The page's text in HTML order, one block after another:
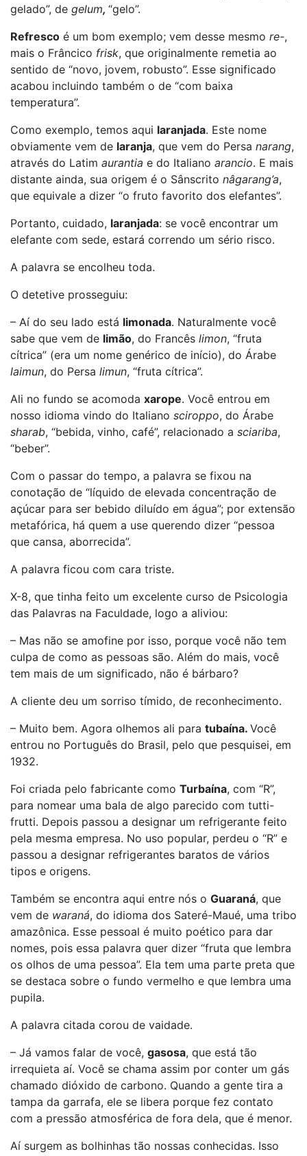
gelado”, de gelum, “gelo”.
Refresco é um bom exemplo; vem desse mesmo re-,
mais o Frâncico frisk, que originalmente remetia ao
sentido de “novo, jovem, robusto”. Esse significado
acabou incluindo também o de “com baixa
temperatura”.
Como exemplo, temos aqui laranjada. Este nome
obviamente vem de laranja, que vem do Persa narang,
através do Latim aurantia e do Italiano arancio. E mais
distante ainda, sua origem é o Sânscrito nâgarang’a,
que equivale a dizer “o fruto favorito dos elefantes”.
Portanto, cuidado, laranjada: se você encontrar um
elefante com sede, estará correndo um sério risco.
A palavra se encolheu toda.
O detetive prosseguiu:
– Aí do seu lado está limonada. Naturalmente você
sabe que vem de limão, do Francês limon, “fruta
cítrica” (era um nome genérico de início), do Árabe
laimun, do Persa limun, “fruta cítrica”.
Ali no fundo se acomoda xarope. Você entrou em
nosso idioma vindo do Italiano sciroppo, do Árabe
sharab, “bebida, vinho, café”, relacionado a sciariba,
“beber”.
Com o passar do tempo, a palavra se fixou na
conotação de “líquido de elevada concentração de
açúcar para ser bebido diluído em água”; por extensão
metafórica, há quem a use querendo dizer “pessoa
que cansa, aborrecida”.
A palavra ficou com cara triste.
X-8, que tinha feito um excelente curso de Psicologia
das Palavras na Faculdade, logo a aliviou:
– Mas não se amofine por isso, porque você não tem
culpa de como as pessoas são. Além do mais, você
tem mais de um significado, não é bárbaro?
A cliente deu um sorriso tímido, de reconhecimento.
– Muito bem. Agora olhemos ali para tubaína. Você
entrou no Português do Brasil, pelo que pesquisei, em
1932.
Foi criada pelo fabricante como Turbaína, com “R”,
para nomear uma bala de algo parecido com tutti-
frutti. Depois passou a designar um refrigerante feito
pela mesma empresa. No uso popular, perdeu o “R” e
passou a designar refrigerantes baratos de vários
tipos e origens.
Também se encontra aqui entre nós o Guaraná, que
vem de waraná, do idioma dos Sateré-Maué, uma tribo
amazônica. Esse pessoal é muito poético para dar
nomes, pois essa palavra quer dizer “fruta que lembra
os olhos de uma pessoa”. Ela tem uma parte preta que
se destaca sobre o fundo vermelho e que lembra uma
pupila.
A palavra citada corou de vaidade.
– Já vamos falar de você, gasosa, que está tão
irrequieta aí. Você se chama assim por conter um gás
chamado dióxido de carbono. Quando a gente tira a
tampa da garrafa, ele se libera porque fez contato
com a pressão atmosférica de fora dela, que é menor.
Aí surgem as bolhinhas tão nossas conhecidas. Isso